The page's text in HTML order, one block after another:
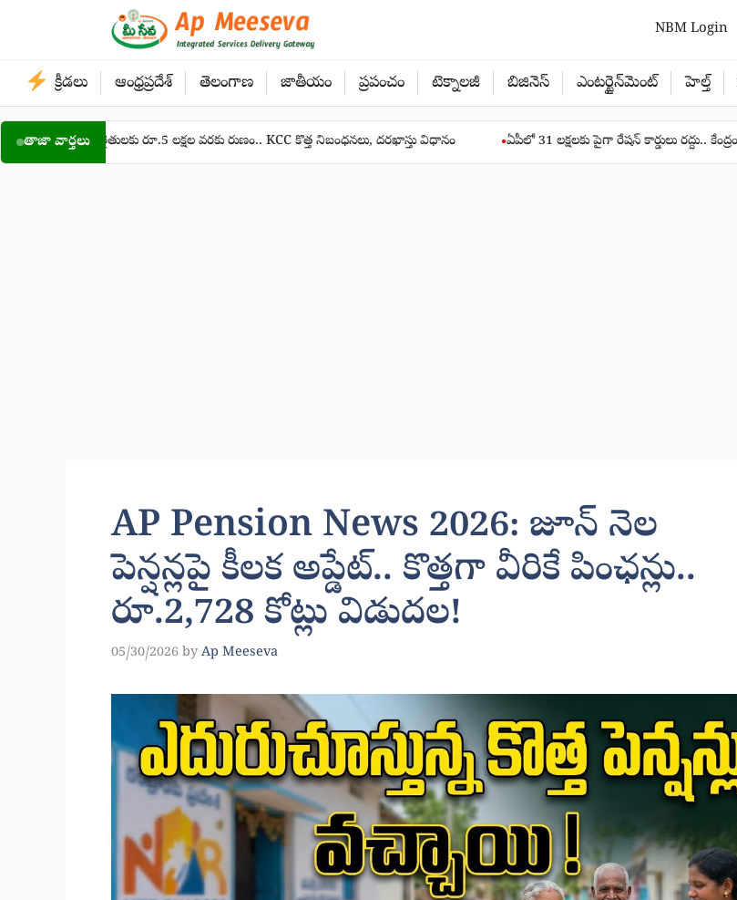
NBM Login
క్రీడలు ఆంధ్రప్రదేశ్ తెలంగాణ జాతీయం ప్రపంచం టెక్నాలజీ బిజినెస్ ఎంటర్టైన్‌మెంట్ హెల్త్‌
తాజా వార్తలు
●రైతులకు రూ.5 లక్షల వరకు రుణం.. KCC కొత్త నిబంధనలు, దరఖాస్తు విధానం ●ఏపీలో 31 లక్షలకు పైగా రేషన్ కార్డులు రద్దు.. కేంద్రం కీలక ప్రకటన
AP Pension News 2026: జూన్ నెల
పెన్షన్లపై కీలక అప్డేట్.. కొత్తగా వీరికే పింఛన్లు..
రూ.2,728 కోట్లు విడుదల!
05/30/2026 by Ap Meeseva